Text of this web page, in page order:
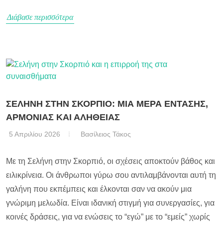
Διάβασε περισσότερα
ΣΕΛΗΝΗ ΣΤΗΝ ΣΚΟΡΠΙΟ: ΜΙΑ ΜΕΡΑ ΕΝΤΑΣΗΣ,
ΑΡΜΟΝΙΑΣ ΚΑΙ ΑΛΗΘΕΙΑΣ
5 Απριλίου 2026 Βασίλειος Τάκος
Με τη Σελήνη στην Σκορπιό, οι σχέσεις αποκτούν βάθος και
ειλικρίνεια. Οι άνθρωποι γύρω σου αντιλαμβάνονται αυτή τη
γαλήνη που εκπέμπεις και έλκονται σαν να ακούν μια
γνώριμη μελωδία. Είναι ιδανική στιγμή για συνεργασίες, για
κοινές δράσεις, για να ενώσεις το “εγώ” με το “εμείς” χωρίς